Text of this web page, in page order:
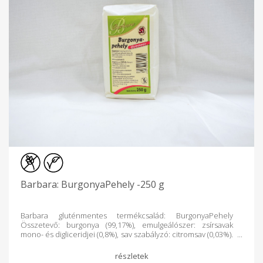
Barbara: BurgonyaPehely -250 g
Barbara gluténmentes termékcsalád: BurgonyaPehely
Összetevő: burgonya (99,17%), emulgeálószer: zsírsavak
mono- és digliceridjei (0,8%), sav szabályzó: citromsav (0,03%).
Zsír: 0,6 g, amelyből telített zsírsavak: 0,5 g, Szénhidrát: 73,3 g,